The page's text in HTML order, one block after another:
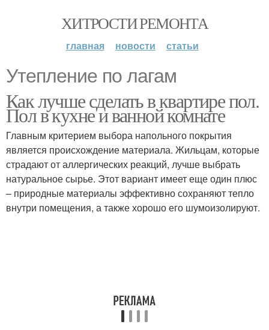
ХИТРОСТИ РЕМОНТА
главная новости статьи
Утепление по лагам
Как лучше сделать в квартире пол.
Пол в кухне и ванной комнате
Главным критерием выбора напольного покрытия
является происхождение материала. Жильцам, которые
страдают от аллергических реакций, лучше выбрать
натуральное сырье. Этот вариант имеет еще один плюс
– природные материалы эффективно сохраняют тепло
внутри помещения, а также хорошо его шумоизолируют.